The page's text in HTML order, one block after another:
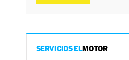
SERVICIOS ELMOTOR